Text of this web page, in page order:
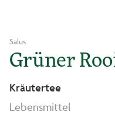
Salus
Grüner
Kräutertee
Lebensmittel